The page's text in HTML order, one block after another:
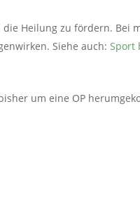
Heilung zu fördern. Bei
Siehe auch:Sport
um eine OP